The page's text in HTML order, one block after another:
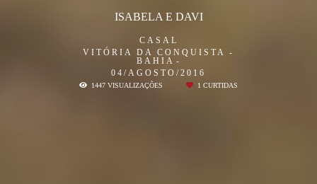
CASAL
VITÓRIA DA CONQUISTA -
BAHIA
04/AGOSTO/2016
ISABELA E DAVI
1447 VISUALIZAÇÕES 1 CURTIDAS